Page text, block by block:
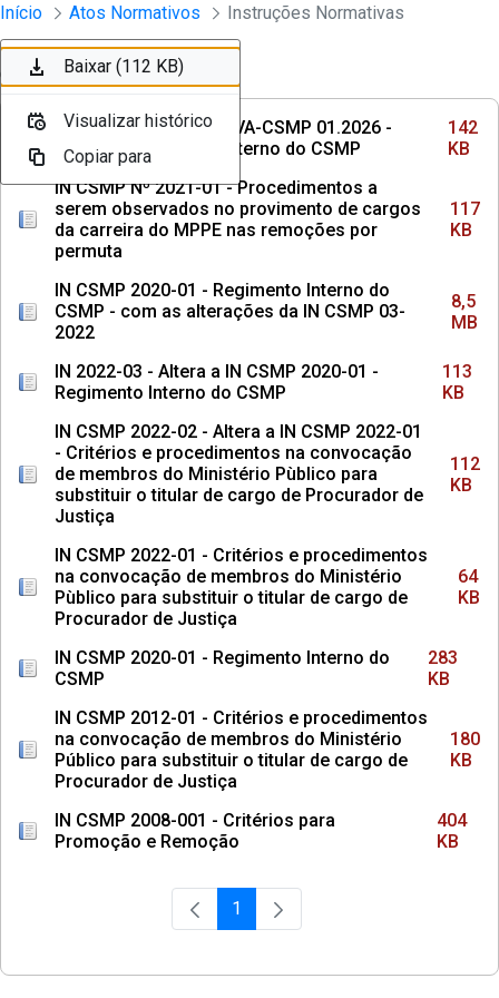
Pular para o Conteúdo principal
Instrumento jurídico - Documentos
Início Atos Normativos Instruções Normativas
Ordenar Filtro
INSTRUÇÃO NORMATIVA-CSMP 01.2026 -
Institui o Regimento Interno do CSMP
142
KB
IN CSMP Nº 2021-01 - Procedimentos a
serem observados no provimento de cargos
da carreira do MPPE nas remoções por
permuta
117
KB
IN CSMP 2020-01 - Regimento Interno do
CSMP - com as alterações da IN CSMP 03-
2022
8,5
MB
IN 2022-03 - Altera a IN CSMP 2020-01 -
Regimento Interno do CSMP
113
KB
IN CSMP 2022-02 - Altera a IN CSMP 2022-01
- Critérios e procedimentos na convocação
de membros do Ministério Pùblico para
substituir o titular de cargo de Procurador de
Justiça
112
KB
IN CSMP 2022-01 - Critérios e procedimentos
na convocação de membros do Ministério
Pùblico para substituir o titular de cargo de
Procurador de Justiça
64
KB
IN CSMP 2020-01 - Regimento Interno do
CSMP
283
KB
IN CSMP 2012-01 - Critérios e procedimentos
na convocação de membros do Ministério
Público para substituir o titular de cargo de
Procurador de Justiça
180
KB
IN CSMP 2008-001 - Critérios para
Promoção e Remoção
404
KB
Página
1
Baixar (142 KB)
Visualizar histórico
Copiar para
Baixar (117 KB)
Visualizar histórico
Copiar para
Baixar (8,5 MB)
Visualizar histórico
Copiar para
Baixar (113 KB)
Visualizar histórico
Copiar para
Baixar (112 KB)
Visualizar histórico
Copiar para